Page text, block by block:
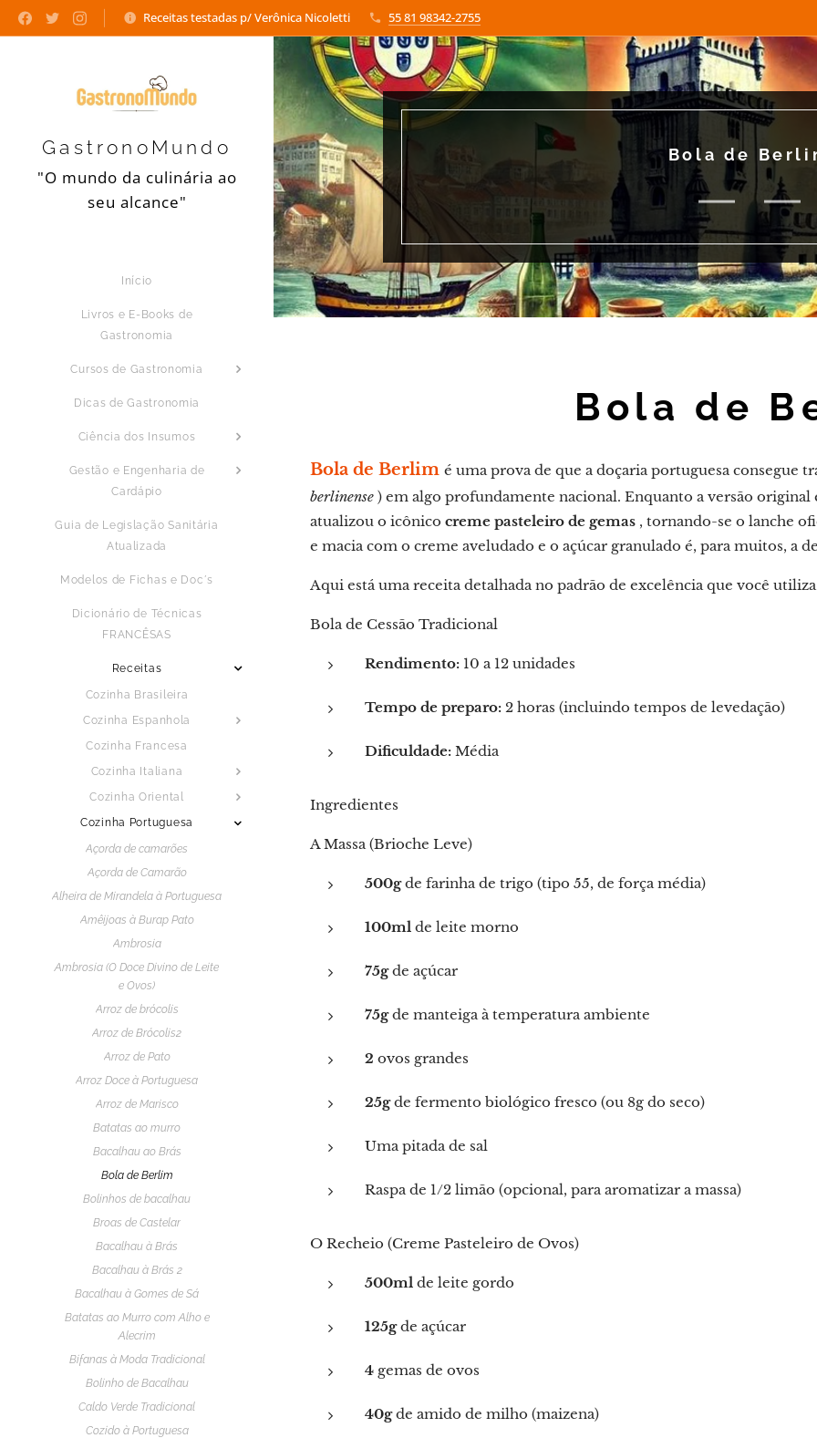
Receitas testadas p/ Verônica Nicoletti 55 81 98342-2755
GastronoMundo
"O mundo da culinária ao
seu alcance"
Início
Livros e E-Books de
Gastronomia
Cursos de Gastronomia
Dicas de Gastronomia
Ciência dos Insumos
Gestão e Engenharia de
Cardápio
Guia de Legislação Sanitária
Atualizada
Modelos de Fichas e Doc´s
Dicionário de Técnicas
FRANCÊSAS
Receitas
Cozinha Brasileira
Cozinha Espanhola
Cozinha Francesa
Cozinha Italiana
Cozinha Oriental
Cozinha Portuguesa
Açorda de camarões
Açorda de Camarão
Alheira de Mirandela à Portuguesa
Amêijoas à Burap Pato
Ambrosia
Ambrosia (O Doce Divino de Leite
e Ovos)
Arroz de brócolis
Arroz de Brócolis2
Arroz de Pato
Arroz Doce à Portuguesa
Arroz de Marisco
Batatas ao murro
Bacalhau ao Brás
Bola de Berlim
Bolinhos de bacalhau
Broas de Castelar
Bacalhau à Brás
Bacalhau à Brás 2
Bacalhau à Gomes de Sá
Batatas ao Murro com Alho e
Alecrim
Bifanas à Moda Tradicional
Bolinho de Bacalhau
Caldo Verde Tradicional
Cozido à Portuguesa
Bola de
Bola de
Bola de Berlim é uma prova de que a doçaria portuguesa consegue
berlinense ) em algo profundamente nacional. Enquanto a versão original
atualizou o icônico creme pasteleiro de gemas , tornando-se o lanche
e macia com o creme aveludado e o açúcar granulado é, para muitos, a
Aqui está uma receita detalhada no padrão de excelência que você
Bola de Cessão Tradicional
Rendimento: 10 a 12 unidades
Tempo de preparo: 2 horas (incluindo tempos de levedação)
Dificuldade: Média
Ingredientes
A Massa (Brioche Leve)
500gde farinha de trigo (tipo 55, de força média)
100ml de leite morno
75gde açúcar
75gde manteiga à temperatura ambiente
2 ovos grandes
25gde fermento biológico fresco (ou 8g do seco)
Uma pitada de sal
Raspa de 1/2 limão (opcional, para aromatizar a massa)
O Recheio (Creme Pasteleiro de Ovos)
500ml de leite gordo
125gde açúcar
4 gemas de ovos
40gde amido de milho (maizena)